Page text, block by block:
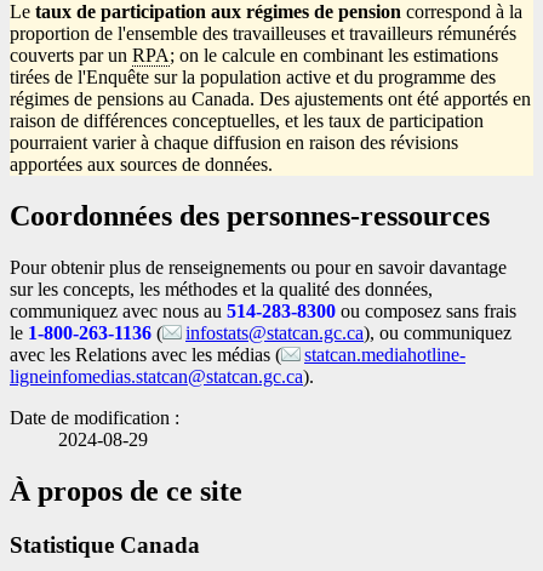
Le taux de participation aux régimes de pension correspond à la
proportion de l'ensemble des travailleuses et travailleurs rémunérés
couverts par un RPA; on le calcule en combinant les estimations
tirées de l'Enquête sur la population active et du programme des
régimes de pensions au Canada. Des ajustements ont été apportés en
raison de différences conceptuelles, et les taux de participation
pourraient varier à chaque diffusion en raison des révisions
apportées aux sources de données.
Coordonnées des personnes-ressources
Pour obtenir plus de renseignements ou pour en savoir davantage
sur les concepts, les méthodes et la qualité des données,
communiquez avec nous au 514-283-8300 ou composez sans frais
le 1-800-263-1136 ( infostats@statcan.gc.ca), ou communiquez
avec les Relations avec les médias (
statcan.mediahotline-
ligneinfomedias.statcan@statcan.gc.ca).
Date de modification :
2024-08-29
À propos de ce site
Statistique Canada